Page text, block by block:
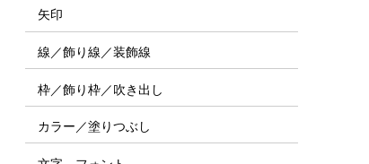
矢印
線／飾り線／装飾線
枠／飾り枠／吹き出し
カラー／塗りつぶし